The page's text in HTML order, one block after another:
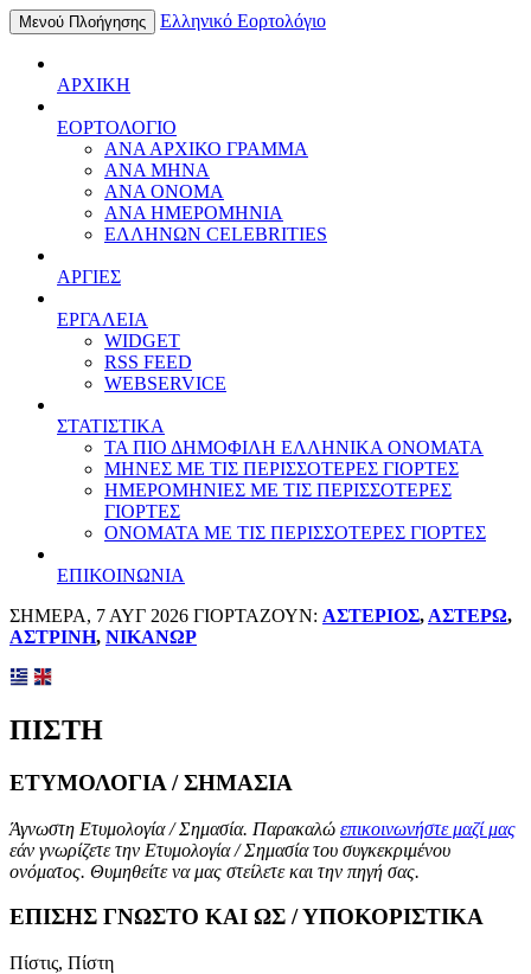
Μενού Πλοήγησης Ελληνικό Εορτολόγιο
ΑΡΧΙΚΗ
ΕΟΡΤΟΛΟΓΙΟ
ΑΝΑ ΑΡΧΙΚΟ ΓΡΑΜΜΑ
ΑΝΑ ΜΗΝΑ
ΑΝΑ ΟΝΟΜΑ
ΑΝΑ ΗΜΕΡΟΜΗΝΙΑ
ΕΛΛΗΝΩΝ CELEBRITIES
ΑΡΓΙΕΣ
ΕΡΓΑΛΕΙΑ
WIDGET
RSS FEED
WEBSERVICE
ΣΤΑΤΙΣΤΙΚΑ
ΤΑ ΠΙΟ ΔΗΜΟΦΙΛΗ ΕΛΛΗΝΙΚΑ ΟΝΟΜΑΤΑ
ΜΗΝΕΣ ΜΕ ΤΙΣ ΠΕΡΙΣΣΟΤΕΡΕΣ ΓΙΟΡΤΕΣ
ΗΜΕΡΟΜΗΝΙΕΣ ΜΕ ΤΙΣ ΠΕΡΙΣΣΟΤΕΡΕΣ
ΓΙΟΡΤΕΣ
ΟΝΟΜΑΤΑ ΜΕ ΤΙΣ ΠΕΡΙΣΣΟΤΕΡΕΣ ΓΙΟΡΤΕΣ
ΕΠΙΚΟΙΝΩΝΙΑ
ΣΗΜΕΡΑ, 7 ΑΥΓ 2026 ΓΙΟΡΤΑΖΟΥΝ: ΑΣΤΕΡΙΟΣ, ΑΣΤΕΡΩ,
ΑΣΤΡΙΝΗ, ΝΙΚΑΝΩΡ
ΠΙΣΤΗ
ΕΤΥΜΟΛΟΓΙΑ / ΣΗΜΑΣΙΑ
Άγνωστη Ετυμολογία / Σημασία. Παρακαλώ επικοινωνήστε μαζί μας
εάν γνωρίζετε την Ετυμολογία / Σημασία του συγκεκριμένου
ονόματος. Θυμηθείτε να μας στείλετε και την πηγή σας.
ΕΠΙΣΗΣ ΓΝΩΣΤΟ ΚΑΙ ΩΣ / ΥΠΟΚΟΡΙΣΤΙΚΑ
Πίστις, Πίστη